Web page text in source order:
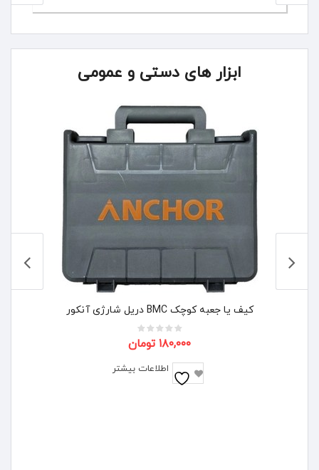
ابزار های دستی و عمومی
کیف یا جعبه کوچک BMC دریل شارژی آنکور
۱۸۰,۰۰۰ تومان
اطلاعات بیشتر